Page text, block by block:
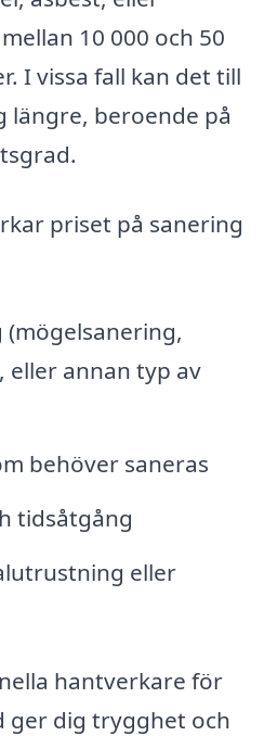
10 000 och 50
I vissa fall kan det till
längre, beroende på
priset på sanering
(mögelsanering,
eller annan typ av
behöver saneras
tidsåtgång
eller
hantverkare för
ger dig trygghet och